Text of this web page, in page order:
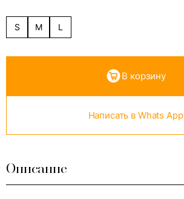
S M L
В корзину
Написать в Whats App
Описание